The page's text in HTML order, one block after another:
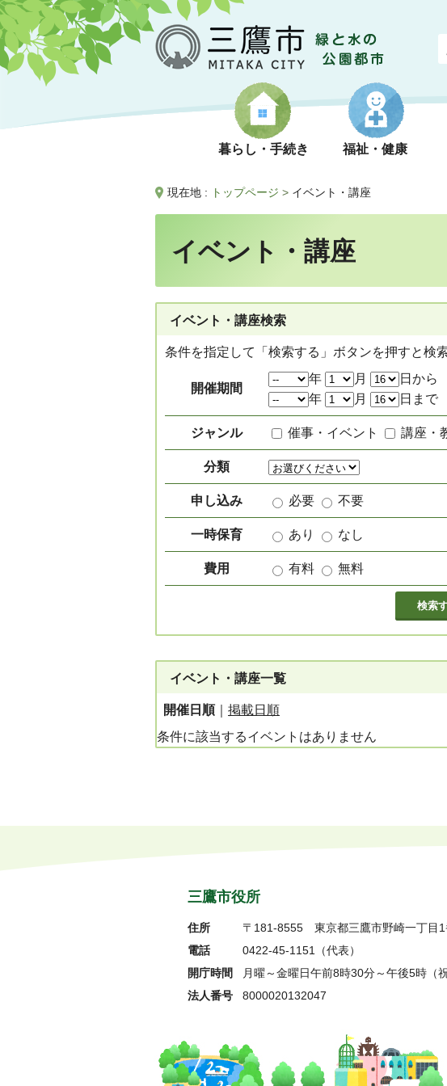
暮らし・手続き 福祉・健康
現在地 : トップページ > イベント・講座
イベント・講座
イベント・講座検索
条件を指定して「検索する」ボタンを押すと検
開催期間
年 月
日から
年
月 日まで
ジャンル 催事・イベント 講座・
分類
申し込み 必要 不要
一時保育 あり なし
費用 有料 無料
イベント・講座一覧
開催日順｜ 掲載日順
条件に該当するイベントはありません
三鷹市役所
住所 〒181-8555 東京都三鷹市野崎一丁目
電話
0422-45-1151 （代表）
開庁時間
月曜～金曜日午前8時30分～午後5時（
法人番号
8000020132047